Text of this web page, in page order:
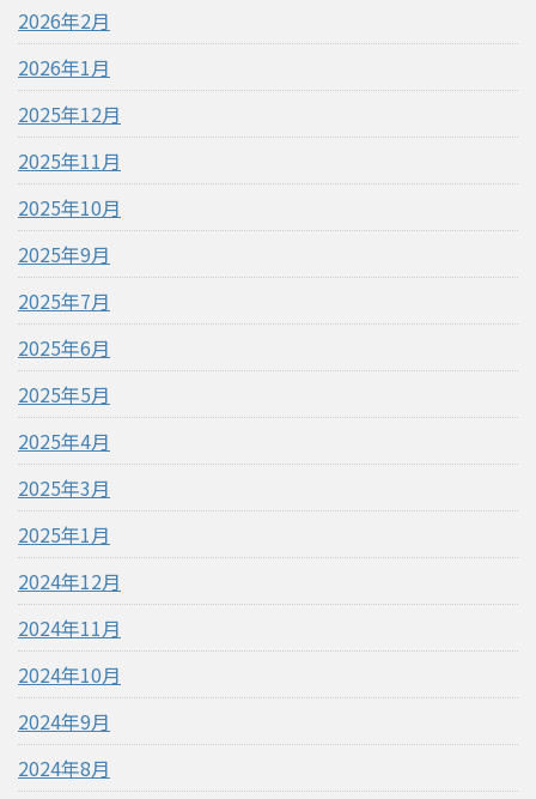
2026年2月
2026年1月
2025年12月
2025年11月
2025年10月
2025年9月
2025年7月
2025年6月
2025年5月
2025年4月
2025年3月
2025年1月
2024年12月
2024年11月
2024年10月
2024年9月
2024年8月